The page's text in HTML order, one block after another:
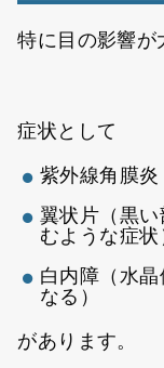
特に目の影響が
症状として
紫外線角膜炎
翼状片（黒
むような症状
白内障（水晶
なる）
があります。